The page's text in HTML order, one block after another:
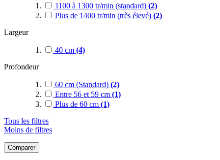
1100 à 1300 tr/min (standard) (2)
Plus de 1400 tr/min (très élevé) (2)
Largeur
40 cm (4)
Profondeur
60 cm (Standard) (2)
Entre 56 et 59 cm (1)
Plus de 60 cm (1)
Tous les filtres
Moins de filtres
Comparer